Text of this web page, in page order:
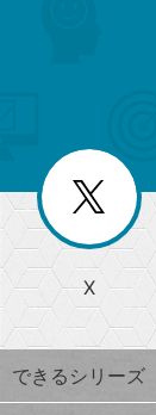
じ
る
search
検
索
上
昇
ワ
ー
ド
閉
じ
る
ー
か
ら
探
す
X
できるシリーズ